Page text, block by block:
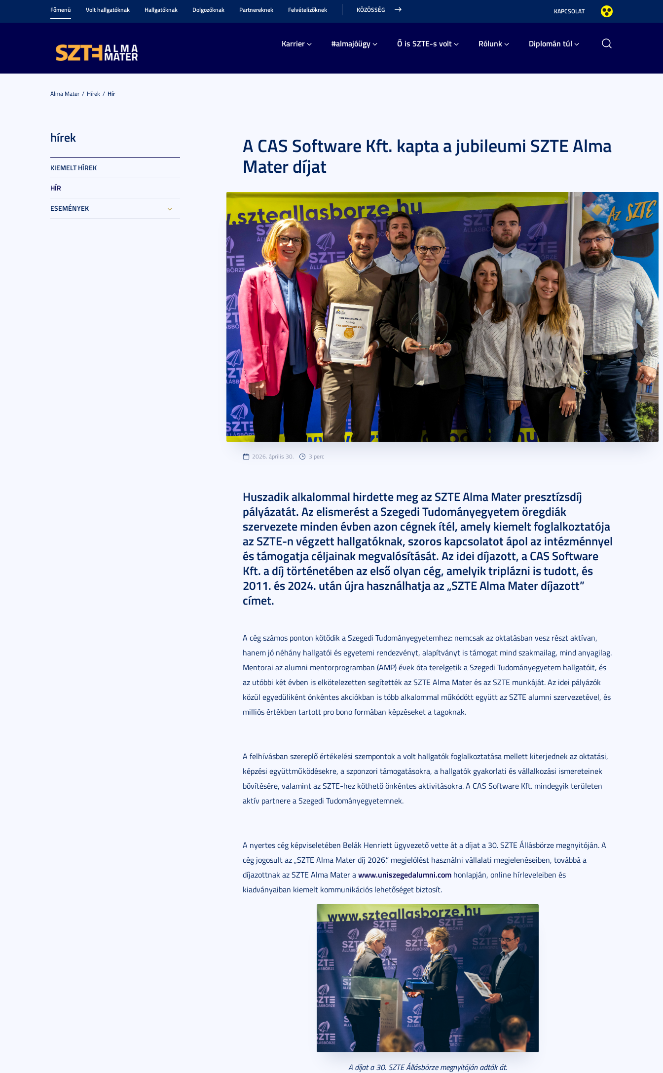
Főmenü Volt hallgatóknak Hallgatóknak Dolgozóknak Partnereknek Felvételizőknek KÖZÖSSÉG KAPCSOLAT
Karrier #almajóügy Ő is SZTE-s volt Rólunk Diplomán túl
Alma Mater Hírek Hír
hírek
KIEMELT HÍREK
HÍR
ESEMÉNYEK
A CAS Software Kft. kapta a jubileumi SZTE Alma
Mater díjat
2026. április 30. 3 perc
Huszadik alkalommal hirdette meg az SZTE Alma Mater presztízsdíj
pályázatát. Az elismerést a Szegedi Tudományegyetem öregdiák
szervezete minden évben azon cégnek ítél, amely kiemelt foglalkoztatója
az SZTE-n végzett hallgatóknak, szoros kapcsolatot ápol az intézménnyel
és támogatja céljainak megvalósítását. Az idei díjazott, a CAS Software
Kft. a díj történetében az első olyan cég, amelyik triplázni is tudott, és
2011. és 2024. után újra használhatja az „SZTE Alma Mater díjazott”
címet.
A cég számos ponton kötődik a Szegedi Tudományegyetemhez: nemcsak az oktatásban vesz részt aktívan,
hanem jó néhány hallgatói és egyetemi rendezvényt, alapítványt is támogat mind szakmailag, mind anyagilag.
Mentorai az alumni mentorprogramban (AMP) évek óta terelgetik a Szegedi Tudományegyetem hallgatóit, és
az utóbbi két évben is elkötelezetten segítették az SZTE Alma Mater és az SZTE munkáját. Az idei pályázók
közül egyedüliként önkéntes akciókban is több alkalommal működött együtt az SZTE alumni szervezetével, és
milliós értékben tartott pro bono formában képzéseket a tagoknak.
A felhívásban szereplő értékelési szempontok a volt hallgatók foglalkoztatása mellett kiterjednek az oktatási,
képzési együttműködésekre, a szponzori támogatásokra, a hallgatók gyakorlati és vállalkozási ismereteinek
bővítésére, valamint az SZTE-hez köthető önkéntes aktivitásokra. A CAS Software Kft. mindegyik területen
aktív partnere a Szegedi Tudományegyetemnek.
A nyertes cég képviseletében Belák Henriett ügyvezető vette át a díjat a 30. SZTE Állásbörze megnyitóján. A
cég jogosult az „SZTE Alma Mater díj 2026.” megjelölést használni vállalati megjelenéseiben, továbbá a
díjazottnak az SZTE Alma Mater awww.uniszegedalumni.com honlapján, online hírleveleiben és
kiadványaiban kiemelt kommunikációs lehetőséget biztosít.
A díjat a 30. SZTE Állásbörze megnyitóján adták át.